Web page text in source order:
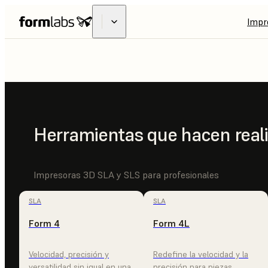
SLS
EXPLORA LA FUSE X1 CONTACTAR
Herramientas que hacen
Impresoras 3D SLA y SLS para profesionales
SLA
Form 4
Velocidad, precisión y
SLA
Form 4L
Redefine la velocidad y la